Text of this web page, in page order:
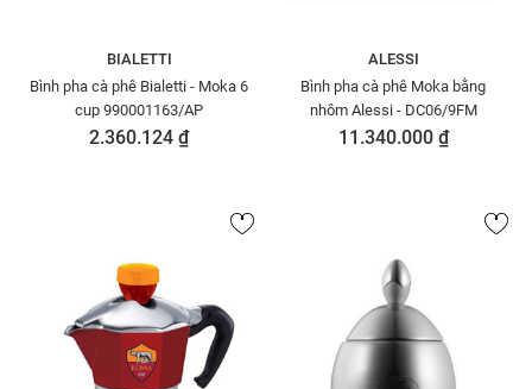
BIALETTI
Bình pha cà phê Bialetti - Moka 6
cup 990001163/AP
2.360.124 ₫
ALESSI
Bình pha cà phê Moka bằng
nhôm Alessi - DC06/9FM
11.340.000 ₫